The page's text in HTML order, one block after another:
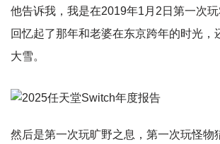
他告诉我，我是在2019年1月2日第一次
回忆起了那年和老婆在东京跨年的时光，
大雪。
然后是第一次玩旷野之息，第一次玩怪物